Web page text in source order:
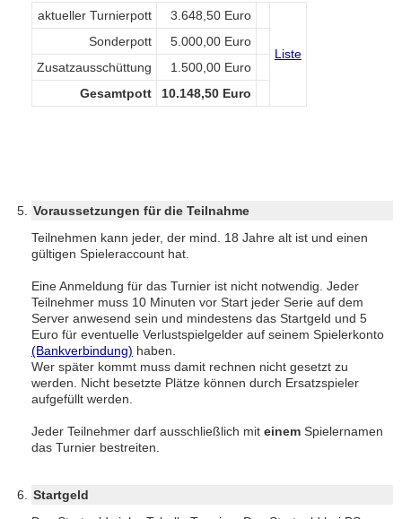
aktueller Turnierpott 3.648,50 Euro
Liste
Sonderpott
5.000,00 Euro
Zusatzausschüttung
1.500,00 Euro
Gesamtpott
10.148,50 Euro
Voraussetzungen für die Teilnahme
Teilnehmen kann jeder, der mind. 18 Jahre alt ist und einen
gültigen Spieleraccount hat.
Eine Anmeldung für das Turnier ist nicht notwendig. Jeder
Teilnehmer muss 10 Minuten vor Start jeder Serie auf dem
Server anwesend sein und mindestens das Startgeld und 5
Euro für eventuelle Verlustspielgelder auf seinem Spielerkonto
(Bankverbindung) haben.
Wer später kommt muss damit rechnen nicht gesetzt zu
werden. Nicht besetzte Plätze können durch Ersatzspieler
aufgefüllt werden.
Jeder Teilnehmer darf ausschließlich mit einem Spielernamen
das Turnier bestreiten.
Startgeld